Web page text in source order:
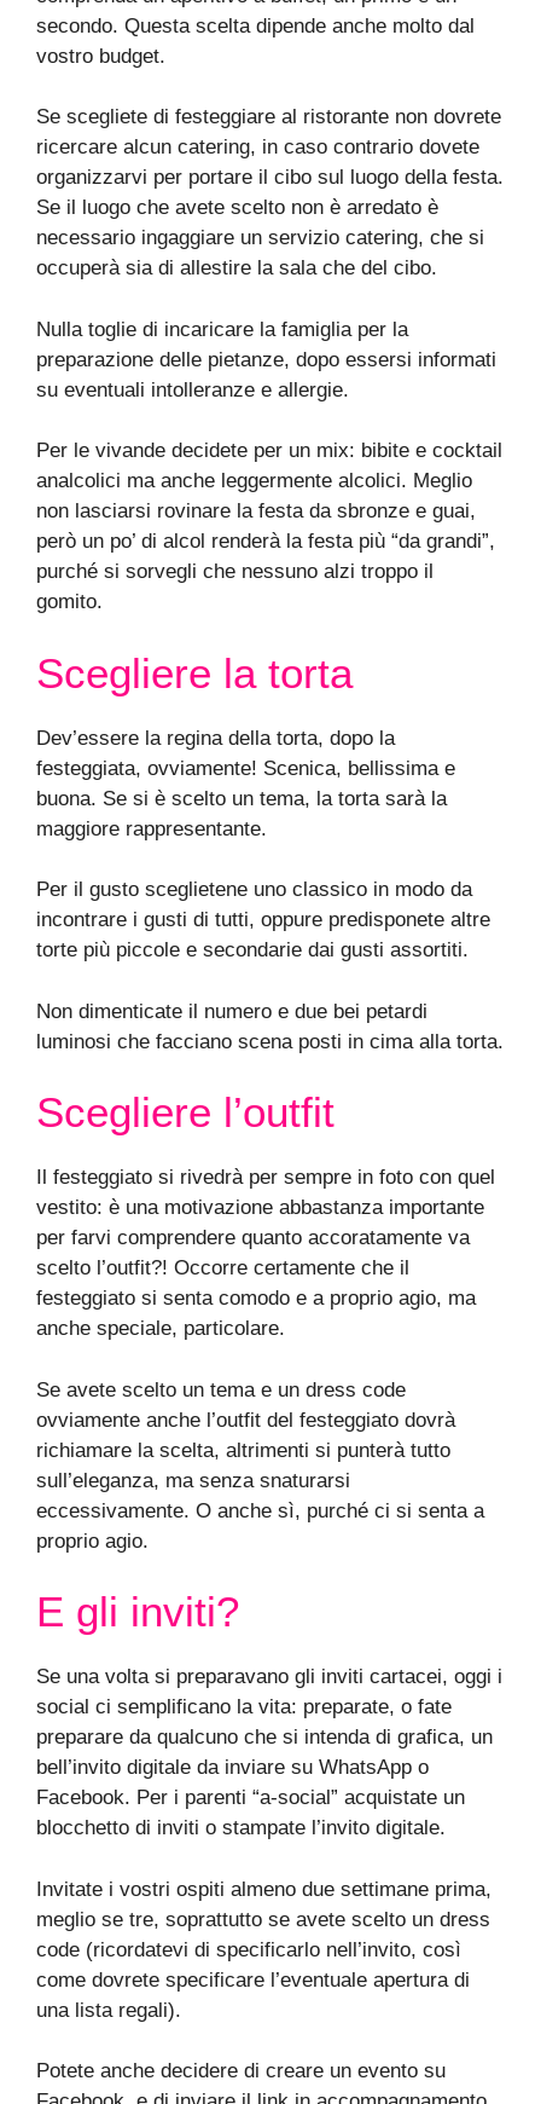
secondo. Questa scelta dipende anche molto dal
vostro budget.
Se scegliete di festeggiare al ristorante non dovrete
ricercare alcun catering, in caso contrario dovete
organizzarvi per portare il cibo sul luogo della festa.
Se il luogo che avete scelto non è arredato è
necessario ingaggiare un servizio catering, che si
occuperà sia di allestire la sala che del cibo.
Nulla toglie di incaricare la famiglia per la
preparazione delle pietanze, dopo essersi informati
su eventuali intolleranze e allergie.
Per le vivande decidete per un mix: bibite e cocktail
analcolici ma anche leggermente alcolici. Meglio
non lasciarsi rovinare la festa da sbronze e guai,
però un po’ di alcol renderà la festa più “da grandi”,
purché si sorvegli che nessuno alzi troppo il
gomito.
Scegliere la torta
Dev’essere la regina della torta, dopo la
festeggiata, ovviamente! Scenica, bellissima e
buona. Se si è scelto un tema, la torta sarà la
maggiore rappresentante.
Per il gusto sceglietene uno classico in modo da
incontrare i gusti di tutti, oppure predisponete altre
torte più piccole e secondarie dai gusti assortiti.
Non dimenticate il numero e due bei petardi
luminosi che facciano scena posti in cima alla torta.
Scegliere l’outfit
Il festeggiato si rivedrà per sempre in foto con quel
vestito: è una motivazione abbastanza importante
per farvi comprendere quanto accoratamente va
scelto l’outfit?! Occorre certamente che il
festeggiato si senta comodo e a proprio agio, ma
anche speciale, particolare.
Se avete scelto un tema e un dress code
ovviamente anche l’outfit del festeggiato dovrà
richiamare la scelta, altrimenti si punterà tutto
sull’eleganza, ma senza snaturarsi
eccessivamente. O anche sì, purché ci si senta a
proprio agio.
E gli inviti?
Se una volta si preparavano gli inviti cartacei, oggi i
social ci semplificano la vita: preparate, o fate
preparare da qualcuno che si intenda di grafica, un
bell’invito digitale da inviare su WhatsApp o
Facebook. Per i parenti “a-social” acquistate un
blocchetto di inviti o stampate l’invito digitale.
Invitate i vostri ospiti almeno due settimane prima,
meglio se tre, soprattutto se avete scelto un dress
code (ricordatevi di specificarlo nell’invito, così
come dovrete specificare l’eventuale apertura di
una lista regali).
Potete anche decidere di creare un evento su